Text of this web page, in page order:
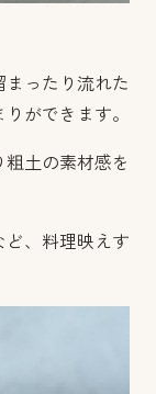
まったり流れた
ができます。
土の素材感を
ど、料理映えす